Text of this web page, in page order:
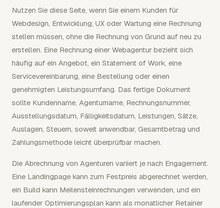
Nutzen Sie diese Seite, wenn Sie einem Kunden für
Webdesign, Entwicklung, UX oder Wartung eine Rechnung
stellen müssen, ohne die Rechnung von Grund auf neu zu
erstellen. Eine Rechnung einer Webagentur bezieht sich
häufig auf ein Angebot, ein Statement of Work, eine
Servicevereinbarung, eine Bestellung oder einen
genehmigten Leistungsumfang. Das fertige Dokument
sollte Kundenname, Agenturname, Rechnungsnummer,
Ausstellungsdatum, Fälligkeitsdatum, Leistungen, Sätze,
Auslagen, Steuern, soweit anwendbar, Gesamtbetrag und
Zahlungsmethode leicht überprüfbar machen.
Die Abrechnung von Agenturen variiert je nach Engagement.
Eine Landingpage kann zum Festpreis abgerechnet werden,
ein Build kann Meilensteinrechnungen verwenden, und ein
laufender Optimierungsplan kann als monatlicher Retainer